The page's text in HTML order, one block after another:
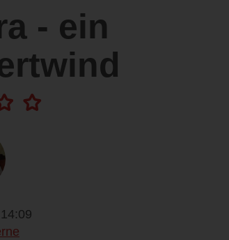
- ein